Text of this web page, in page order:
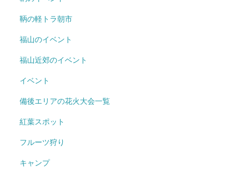
鞆の軽トラ朝市
福山のイベント
福山近郊のイベント
イベント
備後エリアの花火大会一覧
紅葉スポット
フルーツ狩り
キャンプ